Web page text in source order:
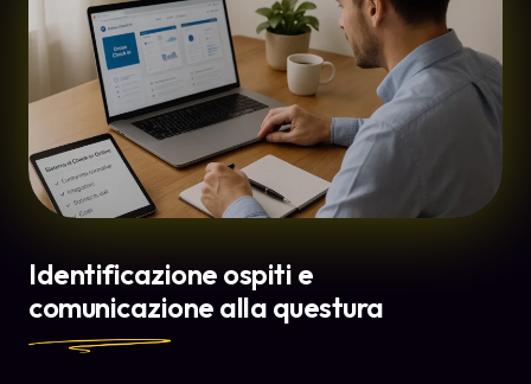
Identificazione ospiti e
comunicazione alla questura